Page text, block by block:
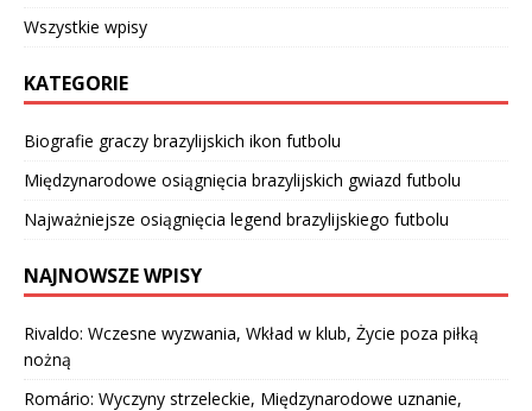
Wszystkie wpisy
KATEGORIE
Biografie graczy brazylijskich ikon futbolu
Międzynarodowe osiągnięcia brazylijskich gwiazd futbolu
Najważniejsze osiągnięcia legend brazylijskiego futbolu
NAJNOWSZE WPISY
Rivaldo: Wczesne wyzwania, Wkład w klub, Życie poza piłką
nożną
Romário: Wyczyny strzeleckie, Międzynarodowe uznanie,